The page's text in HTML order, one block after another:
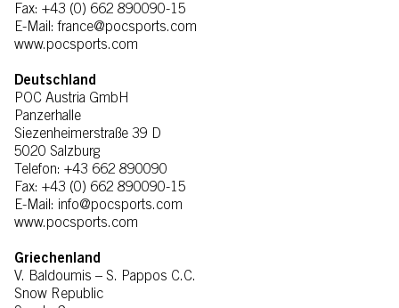
Fax: +43 (0) 662 890090-15
E-Mail: france@pocsports.com
www.pocsports.com
Deutschland
POC Austria GmbH
Panzerhalle
Siezenheimerstraße 39 D
5020 Salzburg
Telefon: +43 662 890090
Fax: +43 (0) 662 890090-15
E-Mail: info@pocsports.com
www.pocsports.com
Griechenland
V. Baldoumis – S. Pappos C.C.
Snow Republic